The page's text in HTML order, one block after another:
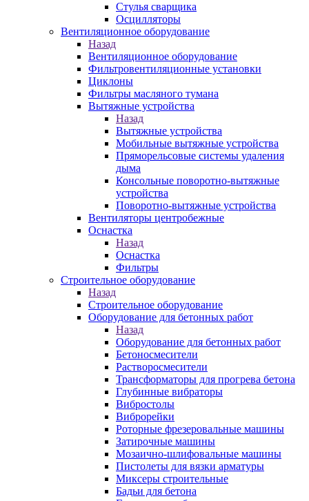
Стулья сварщика
Осцилляторы
Вентиляционное оборудование
Назад
Вентиляционное оборудование
Фильтровентиляционные установки
Циклоны
Фильтры масляного тумана
Вытяжные устройства
Назад
Вытяжные устройства
Мобильные вытяжные устройства
Пряморельсовые системы удаления
дыма
Консольные поворотно-вытяжные
устройства
Поворотно-вытяжные устройства
Вентиляторы центробежные
Оснастка
Назад
Оснастка
Фильтры
Строительное оборудование
Назад
Строительное оборудование
Оборудование для бетонных работ
Назад
Оборудование для бетонных работ
Бетоносмесители
Растворосмесители
Трансформаторы для прогрева бетона
Глубинные вибраторы
Вибростолы
Виброрейки
Роторные фрезеровальные машины
Затирочные машины
Мозаично-шлифовальные машины
Пистолеты для вязки арматуры
Миксеры строительные
Бадьи для бетона